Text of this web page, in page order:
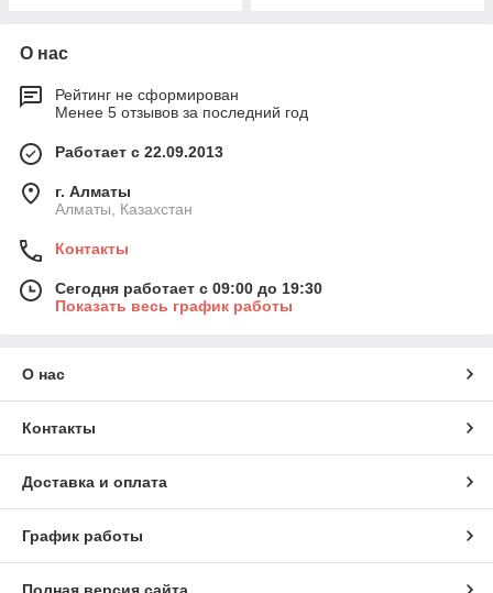
О нас
Рейтинг не сформирован
Менее 5 отзывов за последний год
Работает с 22.09.2013
г. Алматы
Алматы, Казахстан
Контакты
Сегодня работает с 09:00 до 19:30
Показать весь график работы
О нас
Контакты
Доставка и оплата
График работы